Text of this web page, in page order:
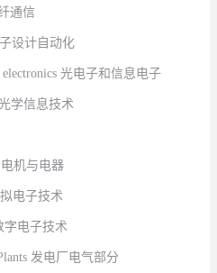
通信
设计自动化
electronics光电子和信息电子
学信息技术
电机与电器
电子技术
字电子技术
发电厂电气部分